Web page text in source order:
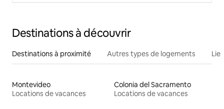
Destinations à découvrir
Destinations à proximité Autres types de logements
Montevideo
Locations de vacances
Colonia del Sacramento
Locations de vacances